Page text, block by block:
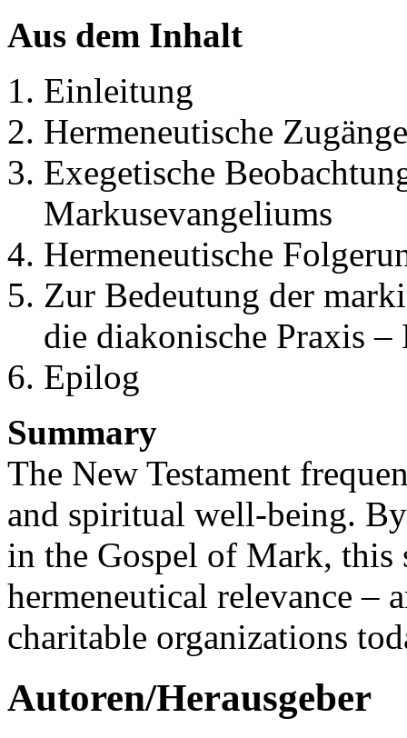
Aus dem Inhalt
Einleitung
Hermeneutische Zugänge
Exegetische
Markusevangeliums
Hermeneutische
Zur Bedeutung der
die diakonische Praxis –
Epilog
Summary
The New Testament
and spiritual well-being.
in the Gospel of Mark, this
hermeneutical relevance –
charitable organizations
Autoren/Herausgeber